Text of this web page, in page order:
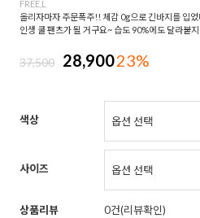
FREE,L
올리자마자 주문폭주!! 체감 0g으로 긴바지를 입
인생 쿨 팬츠가 될 거구요~ 습도 90%에도 달라붙
37,500 28,90023%
색상
사이즈
상품리뷰 0